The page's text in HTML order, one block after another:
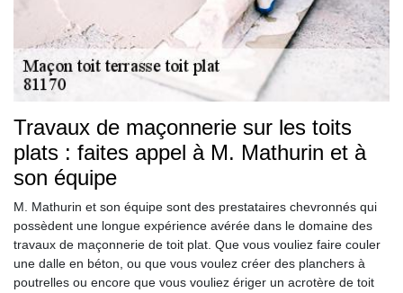
Travaux de maçonnerie sur les toits
plats : faites appel à M. Mathurin et à
son équipe
M. Mathurin et son équipe sont des prestataires chevronnés qui
possèdent une longue expérience avérée dans le domaine des
travaux de maçonnerie de toit plat. Que vous vouliez faire couler
une dalle en béton, ou que vous voulez créer des planchers à
poutrelles ou encore que vous vouliez ériger un acrotère de toit